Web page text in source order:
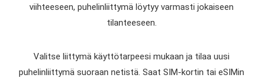
viihteeseen, puhelinliittymä löytyy varmasti jokaiseen
tilanteeseen.
Valitse liittymä käyttötarpeesi mukaan ja tilaa uusi
puhelinliittymä suoraan netistä. Saat SIM-kortin tai eSIMin